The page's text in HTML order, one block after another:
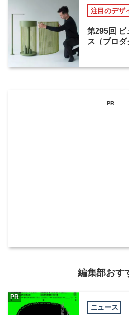
注目のデザ
第295回 ビ
ス（プロダ
PR
編集部おす
ニュース
PR